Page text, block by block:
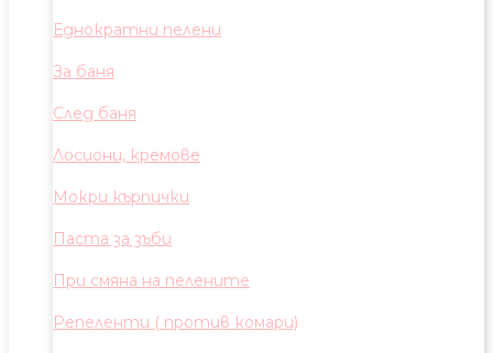
Еднократни пелени
За баня
След баня
Лосиони, кремове
Мокри кърпички
Паста за зъби
При смяна на пелените
Репеленти ( против комари)